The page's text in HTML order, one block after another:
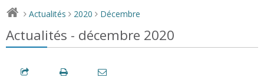
> Actualités > 2020 > Décembre
Actualités - décembre 2020